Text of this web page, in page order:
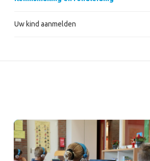
Uw kind aanmelden